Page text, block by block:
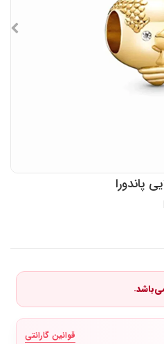
پاندورا
قوانین گارانتی